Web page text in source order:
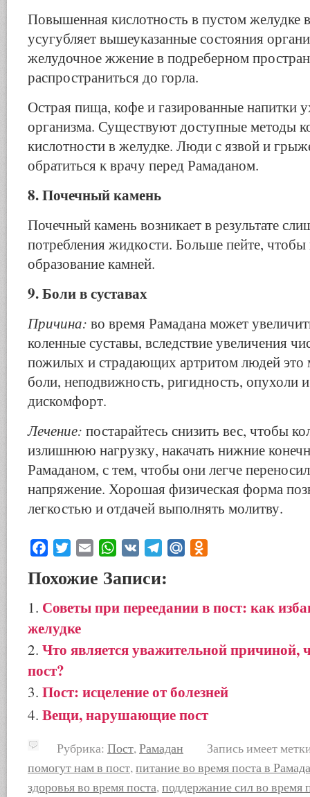
Повышенная кислотность в пустом желудке
усу­губляет вышеуказанные состояния
желудочное жже­ние в подреберном
распространиться до горла.
Острая пища, кофе и газированные напитки
орга­низма. Существуют доступные методы
кислотности в желудке. Люди с язвой и
обратиться к врачу перед Рамаданом.
8. Почечный камень
Почечный камень возникает в результате
потребле­ния жидкости. Больше пейте, чтобы
образование камней.
9. Боли в суставах
Причина: во время Рамадана может
коленные суставы, вследствие увеличения
пожилых и страдающих артритом людей это
боли, неподвижность, ригидность, опу­холи
дискомфорт.
Лечение: постарайтесь снизить вес, чтобы
из­лишнюю нагрузку, накачать нижние
Рамаданом, с тем, чтобы они легче
напряжение. Хорошая физиче­ская форма
легкостью и отдачей выполнять молитву.
Facebook
Twitter Email WhatsApp
VK TelegramMail.Ru
Похожие Записи:
Советы при переедании в пост: как
желудке
Что является уважительной причиной,
пост?
Пост: исцеление от болезней
Вещи, нарушающие пост
Рубрика: Пост,Рамадан Запись имеет
помогут нам в пост,питание во время поста в
здоровья во время поста,поддержание сил во время